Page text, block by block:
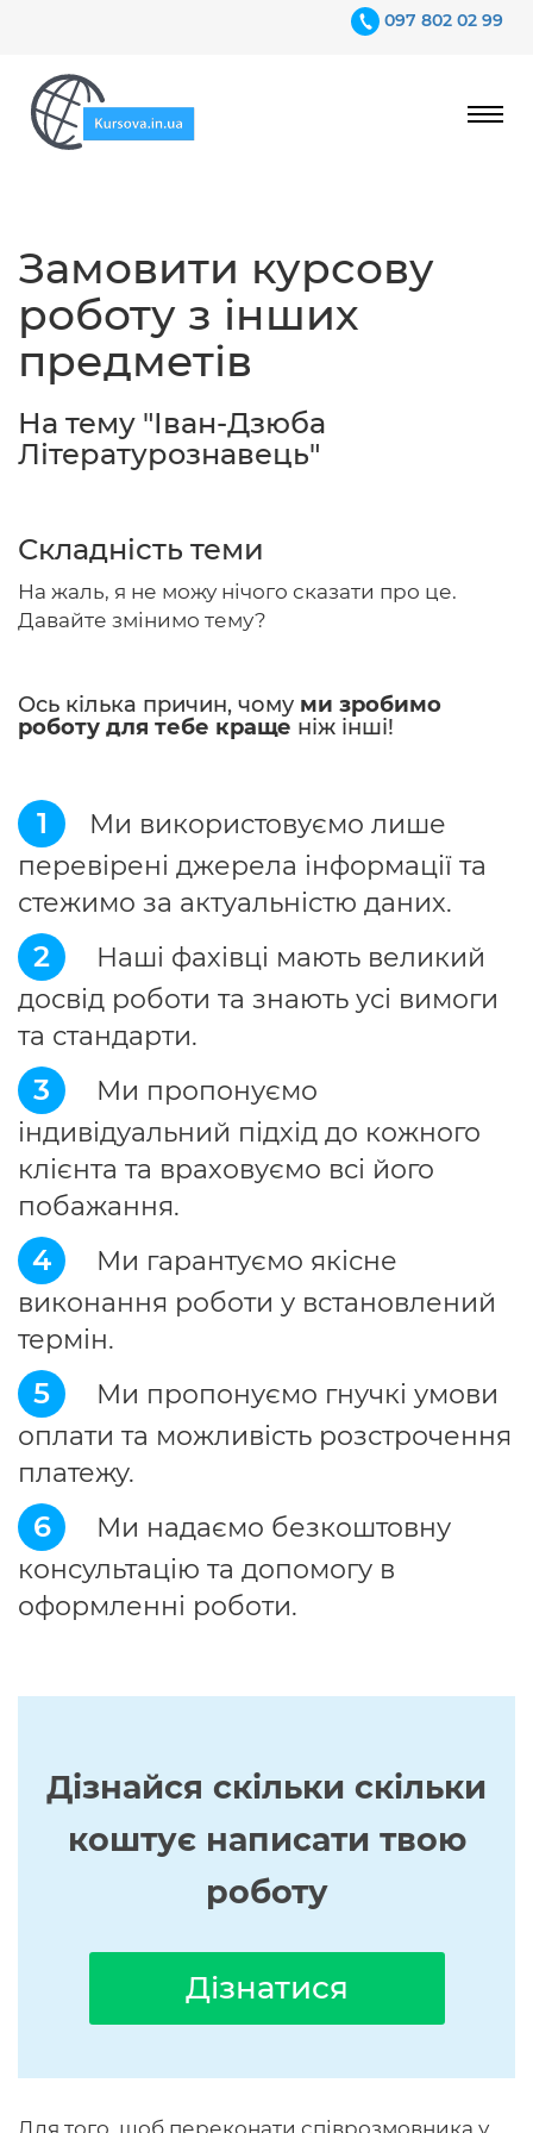
097 802 02 99
Замовити курсову
роботу з інших
предметів
На тему "Іван-Дзюба
Літературознавець"
Складність теми
На жаль, я не можу нічого сказати про це.
Давайте змінимо тему?
Ось кілька причин, чому ми зробимо
роботу для тебе краще ніж інші!
1
Ми використовуємо лише
перевірені джерела інформації та
стежимо за актуальністю даних.
2
Наші фахівці мають великий
досвід роботи та знають усі вимоги
та стандарти.
3
Ми пропонуємо
індивідуальний підхід до кожного
клієнта та враховуємо всі його
побажання.
4
Ми гарантуємо якісне
виконання роботи у встановлений
термін.
5
Ми пропонуємо гнучкі умови
оплати та можливість розстрочення
платежу.
6
Ми надаємо безкоштовну
консультацію та допомогу в
оформленні роботи.
Дізнайся скільки скільки
коштує написати твою
роботу
Дізнатися
Для того, щоб переконати співрозмовника у
Гарантії
Відгуки
Контакти
Умови